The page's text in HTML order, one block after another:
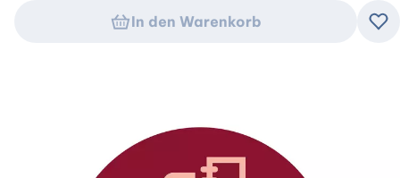
In den Warenkorb